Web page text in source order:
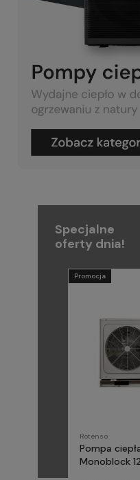
Specjalne
oferty dnia!
Rotenso
Pompa
Monoblock
Promocja